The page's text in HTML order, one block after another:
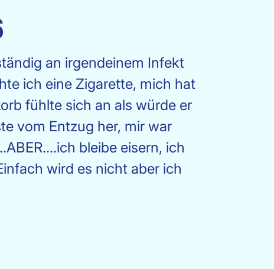
an irgendeinem Infekt
ich eine Zigarette, mich hat
fühlte sich an als würde er
vom Entzug her, mir war
bleibe eisern, ich
wird es nicht aber ich